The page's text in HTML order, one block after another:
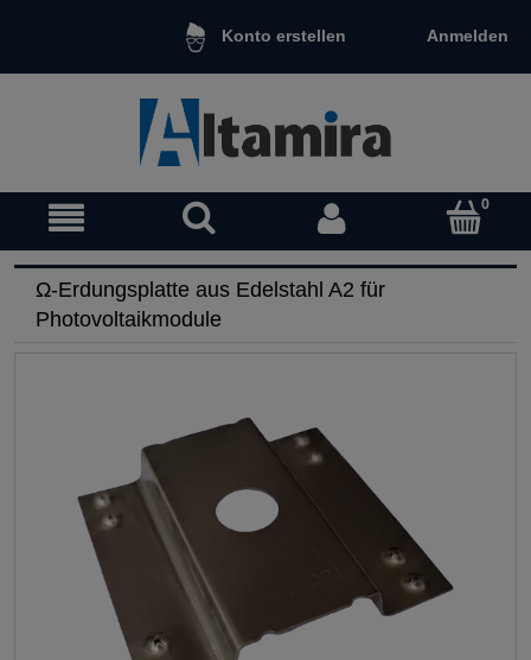
Konto erstellen Anmelden
Ω-Erdungsplatte aus Edelstahl A2 für
Photovoltaikmodule